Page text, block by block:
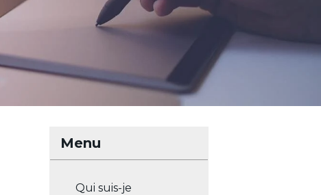
Menu
Qui suis-je